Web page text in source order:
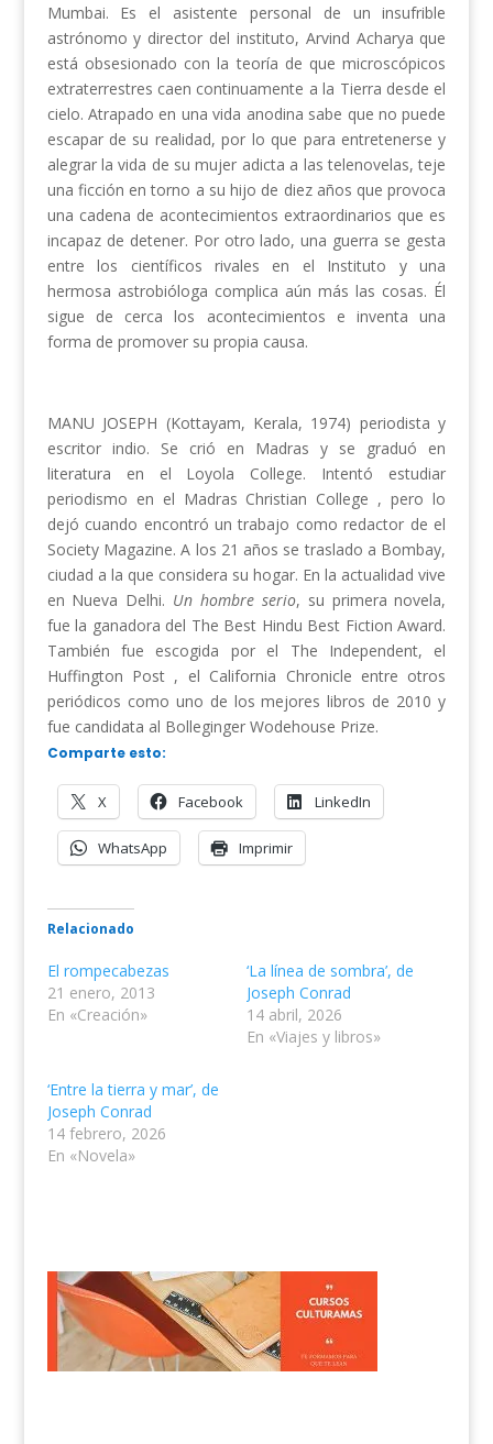
Mumbai. Es el asistente personal de un insufrible
astrónomo y director del instituto, Arvind Acharya que
está obsesionado con la teoría de que microscópicos
extraterrestres caen continuamente a la Tierra desde el
cielo. Atrapado en una vida anodina sabe que no puede
escapar de su realidad, por lo que para entretenerse y
alegrar la vida de su mujer adicta a las telenovelas, teje
una ficción en torno a su hijo de diez años que provoca
una cadena de acontecimientos extraordinarios que es
incapaz de detener. Por otro lado, una guerra se gesta
entre los científicos rivales en el Instituto y una
hermosa astrobióloga complica aún más las cosas. Él
sigue de cerca los acontecimientos e inventa una
forma de promover su propia causa.
MANU JOSEPH (Kottayam, Kerala, 1974) periodista y
escritor indio. Se crió en Madras y se graduó en
literatura en el Loyola College. Intentó estudiar
periodismo en el Madras Christian College , pero lo
dejó cuando encontró un trabajo como redactor de el
Society Magazine. A los 21 años se traslado a Bombay,
ciudad a la que considera su hogar. En la actualidad vive
en Nueva Delhi. Un hombre serio, su primera novela,
fue la ganadora del The Best Hindu Best Fiction Award.
También fue escogida por el The Independent, el
Huffington Post , el California Chronicle entre otros
periódicos como uno de los mejores libros de 2010 y
fue candidata al Bolleginger Wodehouse Prize.
Comparte esto:
X Facebook LinkedIn
WhatsApp Imprimir
Relacionado
El rompecabezas
21 enero, 2013
En «Creación»
‘La línea de sombra’, de
Joseph Conrad
14 abril, 2026
En «Viajes y libros»
‘Entre la tierra y mar’, de
Joseph Conrad
14 febrero, 2026
En «Novela»